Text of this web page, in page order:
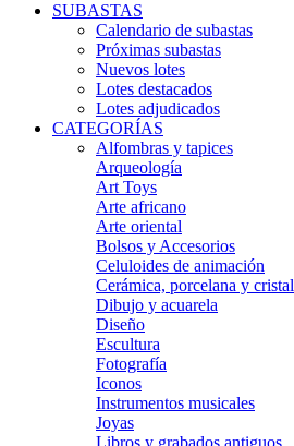
SUBASTAS
Calendario de subastas
Próximas subastas
Nuevos lotes
Lotes destacados
Lotes adjudicados
CATEGORÍAS
Alfombras y tapices
Arqueología
Art Toys
Arte africano
Arte oriental
Bolsos y Accesorios
Celuloides de animación
Cerámica, porcelana y cristal
Dibujo y acuarela
Diseño
Escultura
Fotografía
Iconos
Instrumentos musicales
Joyas
Libros y grabados antiguos